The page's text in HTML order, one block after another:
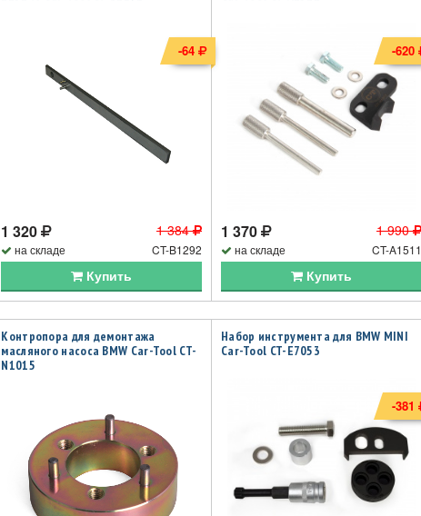
1 384
1 320
на складе CT-B1292
Купить
-64
1 990
1 370
на складе CT-A1511
Купить
-620
Контропора для демонтажа
масляного насоса BMW Car-Tool CT-
N1015
Набор инструмента для BMW MINI
Car-Tool CT-E7053
-381